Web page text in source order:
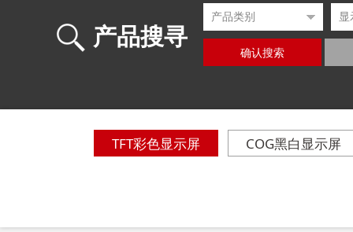
产品搜寻
确认搜索
TFT彩色显示屏 COG黑白显示屏